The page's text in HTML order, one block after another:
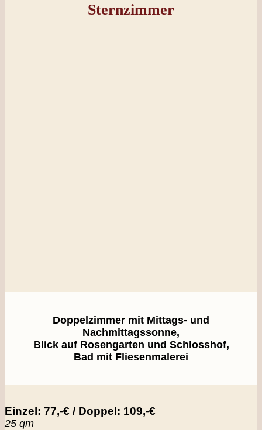
Sternzimmer
Doppelzimmer mit Mittags- und
Nachmittagssonne,
Blick auf Rosengarten und Schlosshof,
Bad mit Fliesenmalerei
Einzel: 77,-€ / Doppel: 109,-€
25 qm